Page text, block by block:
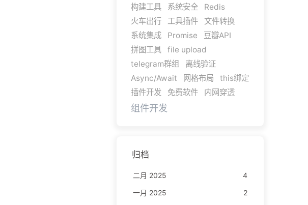
构建工具
系统安全
Redis
火车出行
工具插件
文件转换
系统集成
Promise
豆瓣API
拼图工具
file upload
telegram群组
离线验证
Async/Await
网格布局
this绑定
插件开发
免费软件 内网穿透
组件开发
归档
二月 2025
4
一月 2025
2